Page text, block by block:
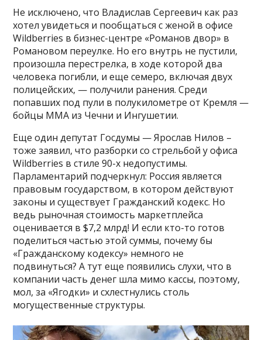
Не исключено, что Владислав Сергеевич как раз
хотел увидеться и пообщаться с женой в офисе
Wildberries в бизнес-центре «Романов двор» в
Романовом переулке. Но его внутрь не пустили,
произошла перестрелка, в ходе которой два
человека погибли, и еще семеро, включая двух
полицейских, — получили ранения. Среди
попавших под пули в полукилометре от Кремля —
бойцы ММА из Чечни и Ингушетии.
Еще один депутат Госдумы — Ярослав Нилов –
тоже заявил, что разборки со стрельбой у офиса
Wildberries в стиле 90-х недопустимы.
Парламентарий подчеркнул: Россия является
правовым государством, в котором действуют
законы и существует Гражданский кодекс. Но
ведь рыночная стоимость маркетплейса
оценивается в $7,2 млрд! И если кто-то готов
поделиться частью этой суммы, почему бы
«Гражданскому кодексу» немного не
подвинуться? А тут еще появились слухи, что в
компании часть денег шла мимо кассы, поэтому,
мол, за «Ягодки» и схлестнулись столь
могущественные структуры.